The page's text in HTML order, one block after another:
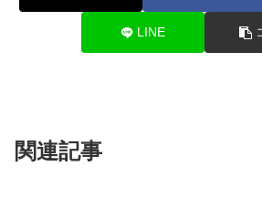
LINE
関連記事